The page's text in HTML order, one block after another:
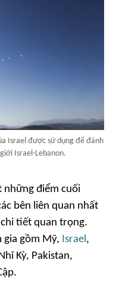
Israel được sử dụng để đánh
Israel-Lebanon.
những điểm cuối
bên liên quan nhất
tiết quan trọng.
gia gồm Mỹ, Israel ,
Kỳ, Pakistan,